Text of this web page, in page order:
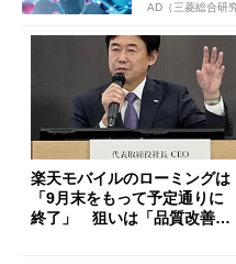
AD（三菱総合研
楽天モバイルのローミングは
「9月末をもって予定通りに
終了」 狙いは「品質改善」